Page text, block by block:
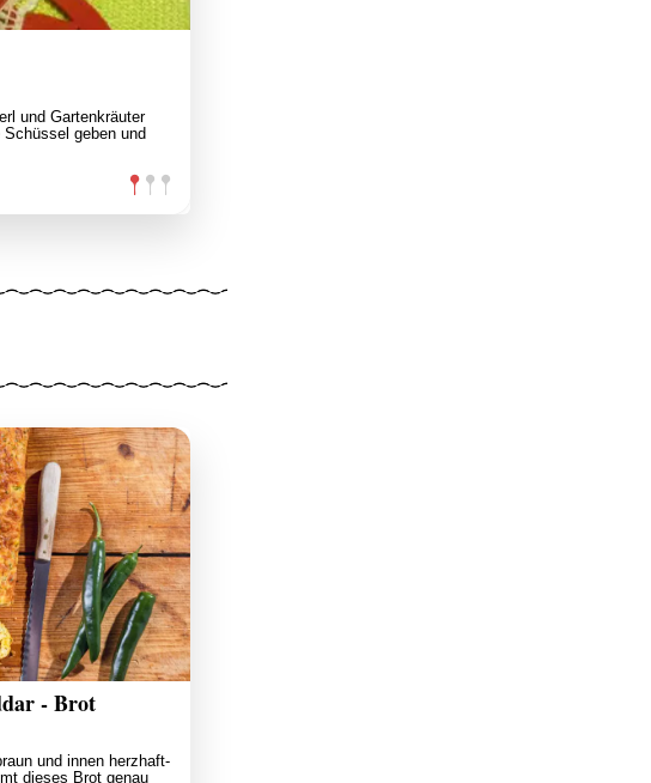
und Gartenkräuter
geben und
- Brot
und innen herzhaft-
dieses Brot genau